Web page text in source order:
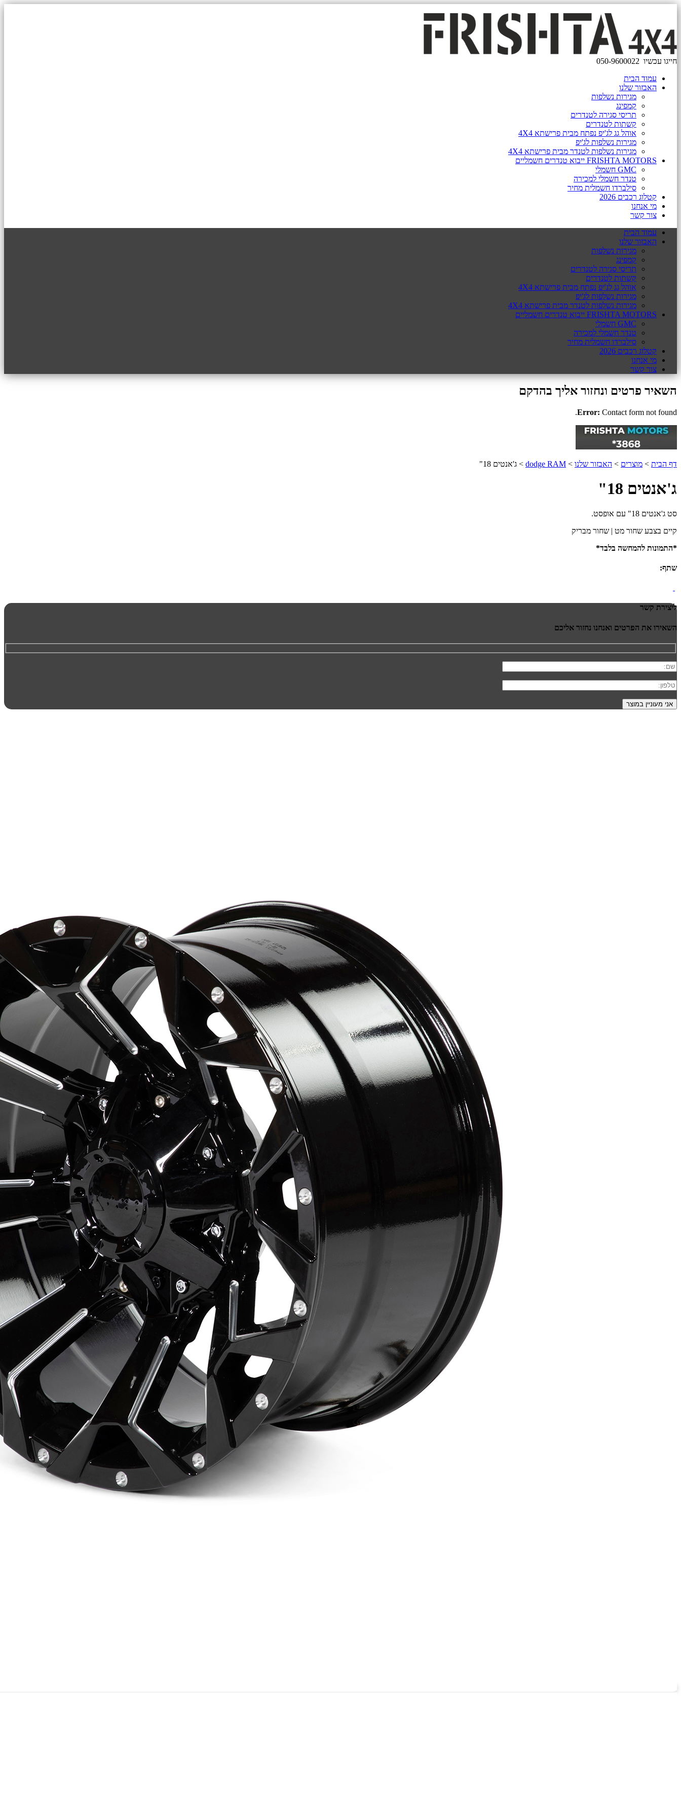
חייגו עכשיו 050-9600022
עמוד הבית
האבזור שלנו
מגירות נשלפות
קמפינג
תריסי סגירה לטנדרים
קשתות לטנדרים
אוהל גג לג'יפ נפתח מבית פרישתא 4X4
מגירות נשלפות לג'יפ
מגירות נשלפות לטנדר מבית פרישתא 4X4
FRISHTA MOTORS ייבוא טנדרים חשמליים
GMC חשמלי
טנדר חשמלי למכירה
סילברדו חשמלית מחיר
קטלוג רכבים 2026
מי אנחנו
צור קשר
עמוד הבית
האבזור שלנו
מגירות נשלפות
קמפינג
תריסי סגירה לטנדרים
קשתות לטנדרים
אוהל גג לג'יפ נפתח מבית פרישתא 4X4
מגירות נשלפות לג'יפ
מגירות נשלפות לטנדר מבית פרישתא 4X4
FRISHTA MOTORS ייבוא טנדרים חשמליים
GMC חשמלי
טנדר חשמלי למכירה
סילברדו חשמלית מחיר
קטלוג רכבים 2026
מי אנחנו
צור קשר
השאיר פרטים ונחזור אליך בהדקם
Error: Contact form not found.
דף הבית > מוצרים > האבזור שלנו >
dodge RAM
> ג'אנטים 18"
ג'אנטים 18"
סט ג'אנטים 18" עם אופסט.
קיים בצבע שחור מט | שחור מבריק
*התמונות להמחשה בלבד*
שתף:
ליצירת קשר
השאירו את הפרטים ואנחנו נחזור אליכם